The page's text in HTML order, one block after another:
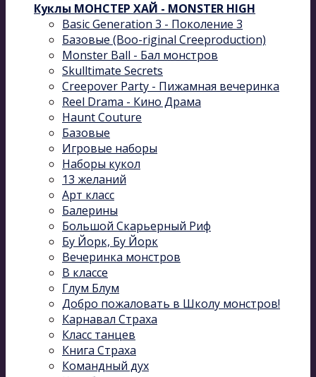
Куклы МОНСТЕР ХАЙ - MONSTER HIGH
Basic Generation 3 - Поколение 3
Базовые (Boo-riginal Creeproduction)
Monster Ball - Бал монстров
Skulltimate Secrets
Creepover Party - Пижамная вечеринка
Reel Drama - Кино Драма
Haunt Couture
Базовые
Игровые наборы
Наборы кукол
13 желаний
Арт класс
Балерины
Большой Скарьерный Риф
Бу Йорк, Бу Йорк
Вечеринка монстров
В классе
Глум Блум
Добро пожаловать в Школу монстров!
Карнавал Cтраха
Класс танцев
Книга Страха
Командный дух